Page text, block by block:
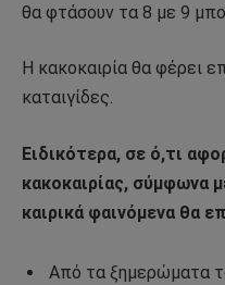
θα φτάσουν τα 8 με 9
Η κακοκαιρία θα φέρει
καταιγίδες.
Ειδικότερα, σε ό,τι
κακοκαιρίας, σύμφωνα
καιρικά φαινόμενα θα
Από τα ξημερώματα